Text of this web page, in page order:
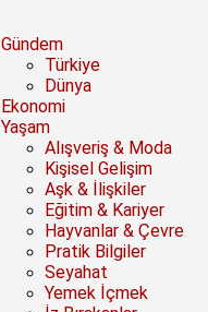
Gündem
Türkiye
Dünya
Ekonomi
Yaşam
Alışveriş & Moda
Kişisel Gelişim
Aşk & İlişkiler
Eğitim & Kariyer
Hayvanlar & Çevre
Pratik Bilgiler
Seyahat
Yemek İçmek